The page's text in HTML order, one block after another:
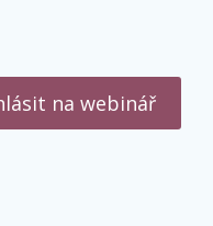
na webinář